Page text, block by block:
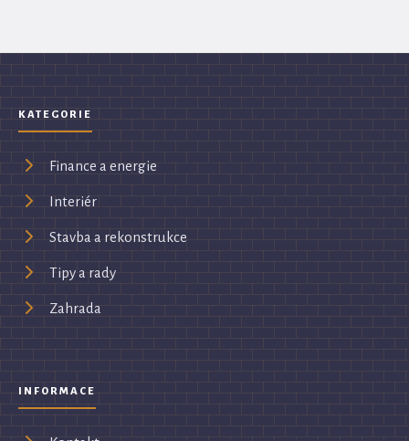
KATEGORIE
Finance a energie
Interiér
Stavba a rekonstrukce
Tipy a rady
Zahrada
INFORMACE